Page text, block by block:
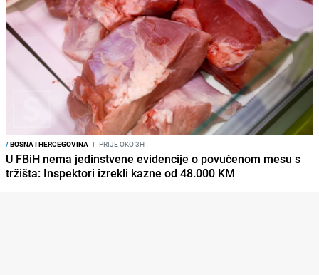
/BOSNA I HERCEGOVINA I PRIJE OKO 3H
U FBiH nema jedinstvene evidencije o povučenom mesu s
tržišta: Inspektori izrekli kazne od 48.000 KM